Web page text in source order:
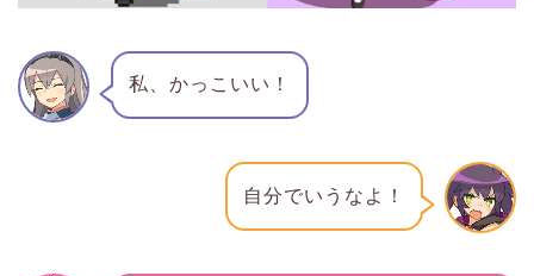
私、かっこいい！
自分でいうなよ！